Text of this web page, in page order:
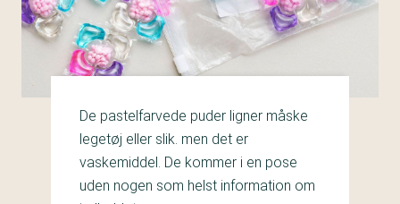
De pastelfarvede puder ligner måske
legetøj eller slik. men det er
vaskemiddel. De kommer i en pose
uden nogen som helst information om